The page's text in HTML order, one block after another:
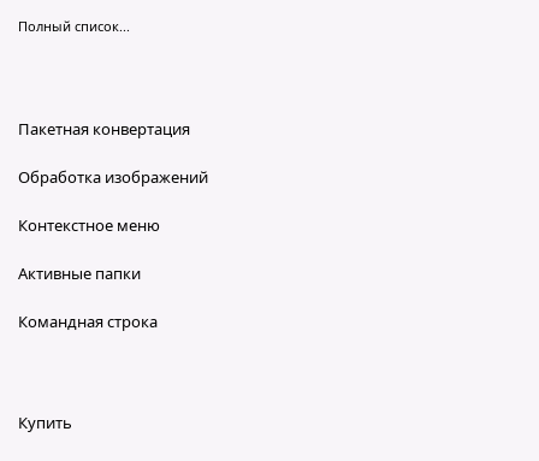
Полный список...
Пакетная конвертация
Обработка изображений
Контекстное меню
Активные папки
Командная строка
Купить